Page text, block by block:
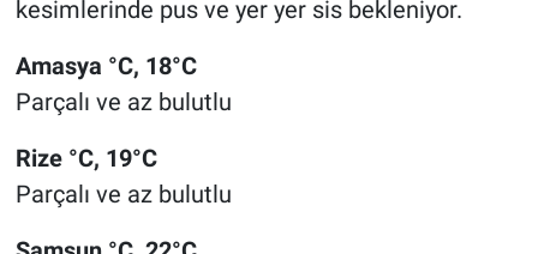
kesimlerinde pus ve yer yer sis bekleniyor.
Amasya °C, 18°C
Parçalı ve az bulutlu
Rize °C, 19°C
Parçalı ve az bulutlu